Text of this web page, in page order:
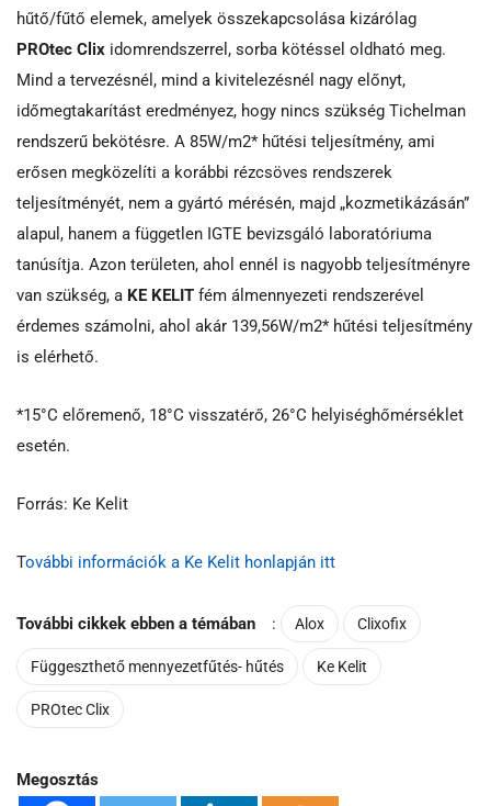
hűtő/fűtő elemek, amelyek összekapcsolása kizárólag
PROtec Clix idomrendszerrel, sorba kötéssel oldható meg.
Mind a tervezésnél, mind a kivitelezésnél nagy előnyt,
időmegtakarítást eredményez, hogy nincs szükség Tichelman
rendszerű bekötésre. A 85W/m2* hűtési teljesítmény, ami
erősen megközelíti a korábbi rézcsöves rendszerek
teljesítményét, nem a gyártó mérésén, majd „kozmetikázásán”
alapul, hanem a független IGTE bevizsgáló laboratóriuma
tanúsítja. Azon területen, ahol ennél is nagyobb teljesítményre
van szükség, a KE KELIT fém álmennyezeti rendszerével
érdemes számolni, ahol akár 139,56W/m2* hűtési teljesítmény
is elérhető.
*15°C előremenő, 18°C visszatérő, 26°C helyiséghőmérséklet
esetén.
Forrás: Ke Kelit
További információk a Ke Kelit honlapján itt
További cikkek ebben a témában : Alox Clixofix
Függeszthető mennyezetfűtés- hűtés Ke Kelit
PROtec Clix
Megosztás